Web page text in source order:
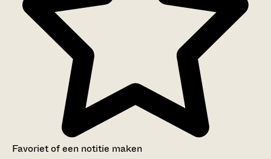
Favoriet of een notitie maken